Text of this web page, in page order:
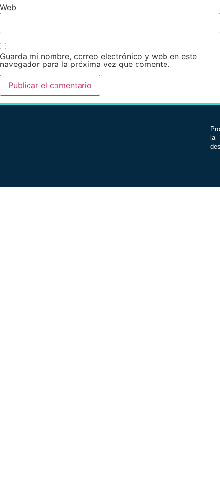
Web
Guarda mi nombre, correo electrónico y web en este
navegador para la próxima vez que comente.
la